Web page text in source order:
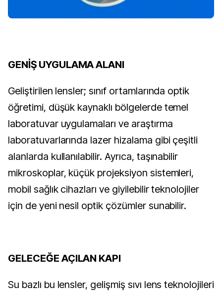
GENİŞ UYGULAMA ALANI
Geliştirilen lensler; sınıf ortamlarında optik
öğretimi, düşük kaynaklı bölgelerde temel
laboratuvar uygulamaları ve araştırma
laboratuvarlarında lazer hizalama gibi çeşitli
alanlarda kullanılabilir. Ayrıca, taşınabilir
mikroskoplar, küçük projeksiyon sistemleri,
mobil sağlık cihazları ve giyilebilir teknolojiler
için de yeni nesil optik çözümler sunabilir.
GELECEĞE AÇILAN KAPI
Su bazlı bu lensler, gelişmiş sıvı lens teknolojileri